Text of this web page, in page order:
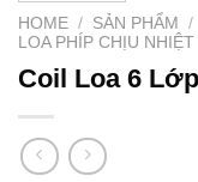
HOME / SẢN PHẨM /
LOA PHÍP CHỊU NHIỆT
Coil Loa 6